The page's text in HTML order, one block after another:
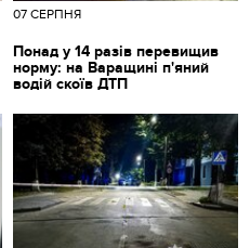
07 СЕРПНЯ
Понад у 14 разів перевищив
норму: на Варащині п'яний
водій скоїв ДТП